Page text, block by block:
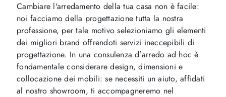
Cambiare l'arredamento della tua casa non è facile:
noi facciamo della progettazione tutta la nostra
professione, per tale motivo selezioniamo gli elementi
dei migliori brand offrendoti servizi ineccepibili di
progettazione. In una consulenza d’arredo ad hoc è
fondamentale considerare design, dimensioni e
collocazione dei mobili: se necessiti un aiuto, affidati
al nostro showroom, ti accompagneremo nel